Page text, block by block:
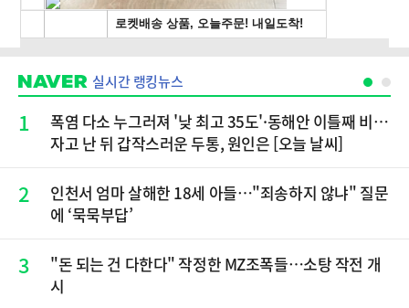
실시간 랭킹뉴스
1
폭염 다소 누그러져 '낮 최고 35도'·동해안 이틀째 비…
자고 난 뒤 갑작스러운 두통, 원인은 [오늘 날씨]
2
인천서 엄마 살해한 18세 아들…"죄송하지 않냐" 질문
에 ‘묵묵부답’
3
"돈 되는 건 다한다" 작정한 MZ조폭들…소탕 작전 개
시